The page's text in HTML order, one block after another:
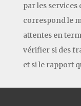
par les
correspond le
attentes en
vérifier si des
et si le rapport